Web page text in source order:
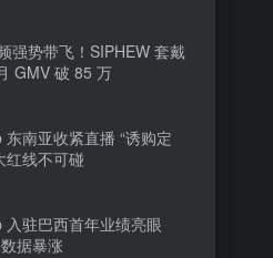
强势带飞！SIPHEW 套戴
GMV 破 85 万
南亚收紧直播 “诱购定
红线不可碰
入驻巴西首年业绩亮眼
据暴涨